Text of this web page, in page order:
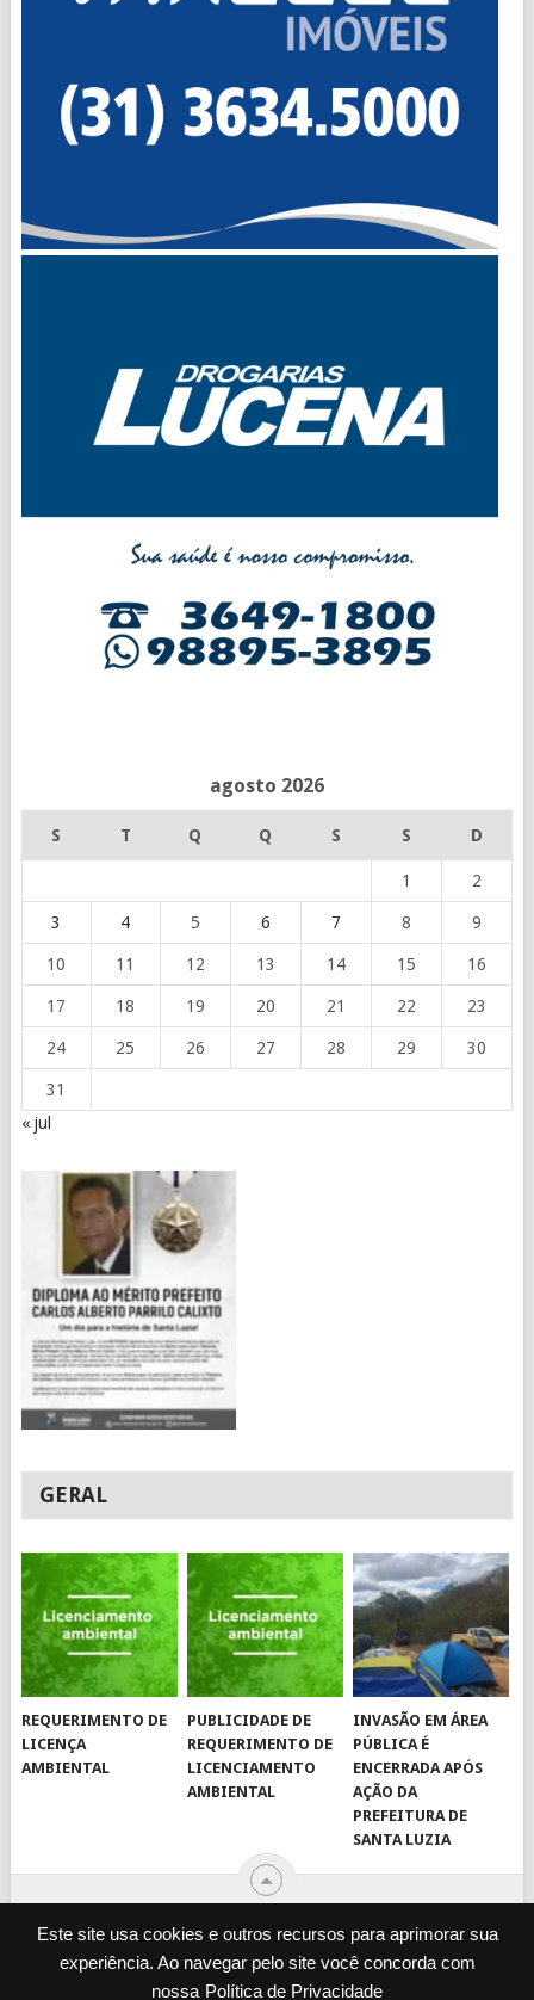
Este site usa cookies e outros recursos para aprimorar sua
experiência. Ao navegar pelo site você concorda com
nossa Política de Privacidade
agosto 2026
S T Q Q S S D
1 2
3 4 5 6 7 8 9
10 11 12 13 14 15 16
17 18 19 20 21 22 23
24 25 26 27 28 29 30
31
« jul
GERAL
REQUERIMENTO DE
LICENÇA
AMBIENTAL
PUBLICIDADE DE
REQUERIMENTO DE
LICENCIAMENTO
AMBIENTAL
INVASÃO EM ÁREA
PÚBLICA É
ENCERRADA APÓS
AÇÃO DA
PREFEITURA DE
SANTA LUZIA